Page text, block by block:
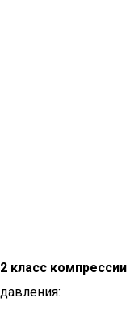
2 класс компрессии
давления: